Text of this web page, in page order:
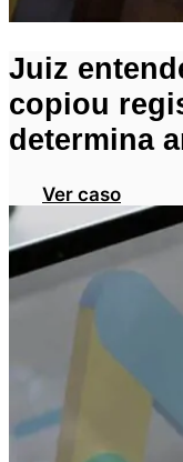
Juiz
copiou
determina
Ver caso